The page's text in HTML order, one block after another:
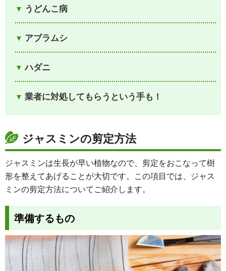
うどんこ病
アブラムシ
ハダニ
業者に対処してもらうという手も！
ジャスミンの剪定方法
ジャスミンは生長が早い植物なので、剪定をおこなって樹
形を整えてあげることが大切です。この項目では、ジャス
ミンの剪定方法についてご紹介します。
準備するもの